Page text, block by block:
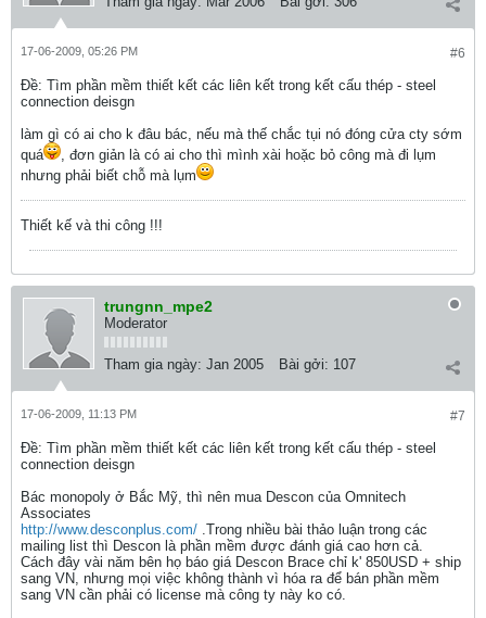
#6
17-06-2009, 05:26 PM
Ðề: Tìm phần mềm thiết kết các liên kết trong kết cấu thép - steel
connection deisgn
làm gì có ai cho k đâu bác, nếu mà thế chắc tụi nó đóng cửa cty sớm
quá
, đơn giản là có ai cho thì mình xài hoặc bỏ công mà đi lụm
nhưng phải biết chỗ mà lụm
Thiết kế và thi công !!!
trungnn_mpe2
Moderator
Tham gia ngày: Jan 2005 Bài gởi: 107
#7
17-06-2009, 11:13 PM
Ðề: Tìm phần mềm thiết kết các liên kết trong kết cấu thép - steel
connection deisgn
Bác monopoly ở Bắc Mỹ, thì nên mua Descon của Omnitech
Associates
http://www.desconplus.com/ .Trong nhiều bài thảo luận trong các
mailing list thì Descon là phần mềm được đánh giá cao hơn cả.
Cách đây vài năm bên họ báo giá Descon Brace chỉ k' 850USD + ship
sang VN, nhưng mọi việc không thành vì hóa ra để bán phần mềm
sang VN cần phải có license mà công ty này ko có.